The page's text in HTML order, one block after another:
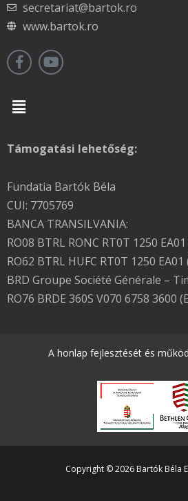
secretariat@bartok.ro
www.bartok.ro
Menu
Támogatási lehetőség:
Fundatia Bartók Béla
CUI: 7705769
BANCA TRANSILVANIA:
RO08 BTRL RONC RT0T 1250
RO62 BTRL HUFC RT0T 1250 EA01
BRD Groupe Société Générale –
RO76 BRDE 360S V070 6758 3600
A honlap fejlesztését és
Copyright © 2026 Bartók Béla